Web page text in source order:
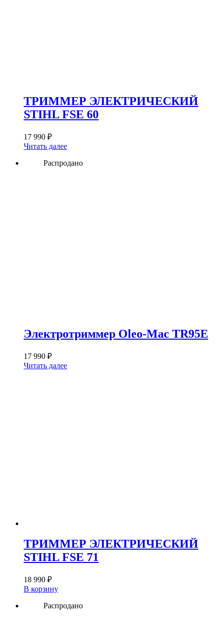
ТРИММЕР ЭЛЕКТРИЧЕСКИЙ
STIHL FSE 60
17 990 ₽
Читать далее
Распродано
Электротриммер Oleo-Mac TR95E
17 990 ₽
Читать далее
ТРИММЕР ЭЛЕКТРИЧЕСКИЙ
STIHL FSE 71
18 990 ₽
В корзину
Распродано